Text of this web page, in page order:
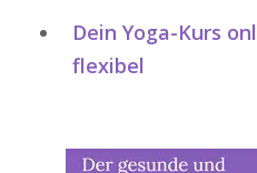
Dein Yoga-Kurs
flexibel